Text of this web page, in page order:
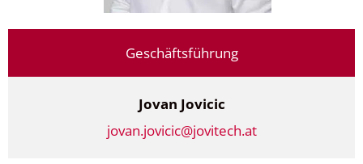
Geschäftsführung
Jovan Jovicic
jovan.jovicic@jovitech.at